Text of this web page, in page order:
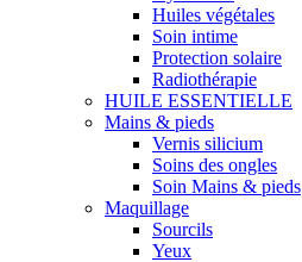
Huiles végétales
Soin intime
Protection solaire
Radiothérapie
HUILE ESSENTIELLE
Mains & pieds
Vernis silicium
Soins des ongles
Soin Mains & pieds
Maquillage
Sourcils
Yeux